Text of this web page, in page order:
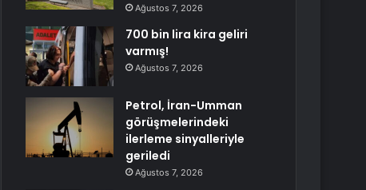
Ağustos 7, 2026
700 bin lira kira geliri
varmış!
Ağustos 7, 2026
Petrol, İran-Umman
görüşmelerindeki
ilerleme sinyalleriyle
geriledi
Ağustos 7, 2026